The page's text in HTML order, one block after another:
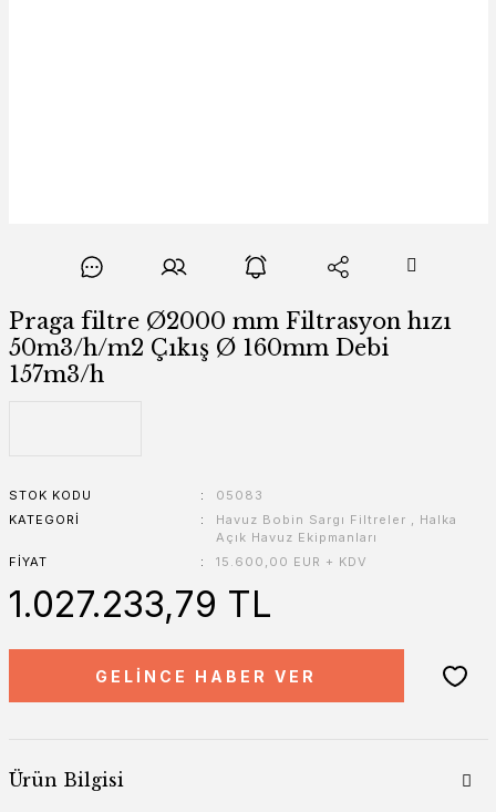
Praga filtre Ø2000 mm Filtrasyon hızı
50m3/h/m2 Çıkış Ø 160mm Debi
157m3/h
STOK KODU
05083
KATEGORI
Havuz Bobin Sargı Filtreler , Halka
Açık Havuz Ekipmanları
FIYAT
15.600,00 EUR + KDV
1.027.233,79 TL
GELİNCE HABER VER
Ürün Bilgisi